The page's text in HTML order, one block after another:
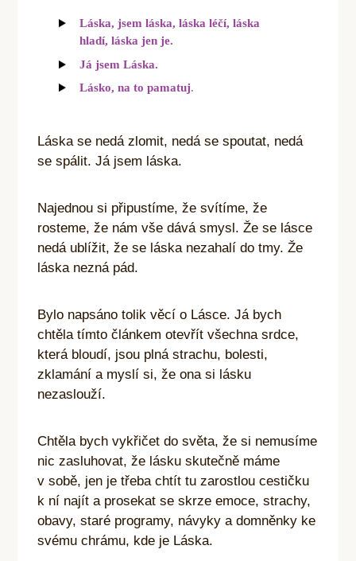
Láska, jsem láska, láska léčí, láska
hladí, láska jen je.
Já jsem Láska.
Lásko, na to pamatuj.
Láska se nedá zlomit, nedá se spoutat, nedá
se spálit. Já jsem láska.
Najednou si připustíme, že svítíme, že
rosteme, že nám vše dává smysl. Že se lásce
nedá ublížit, že se láska nezahalí do tmy. Že
láska nezná pád.
Bylo napsáno tolik věcí o Lásce. Já bych
chtěla tímto článkem otevřít všechna srdce,
která bloudí, jsou plná strachu, bolesti,
zklamání a myslí si, že ona si lásku
nezaslouží.
Chtěla bych vykřičet do světa, že si nemusíme
nic zasluhovat, že lásku skutečně máme
v sobě, jen je třeba chtít tu zarostlou cestičku
k ní najít a prosekat se skrze emoce, strachy,
obavy, staré programy, návyky a domněnky ke
svému chrámu, kde je Láska.